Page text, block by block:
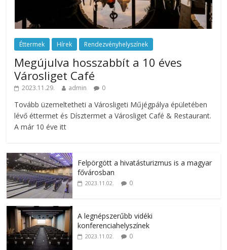
Éttermek Hírek Rendezvényhelyszínek
Megújulva hosszabbít a 10 éves
Városliget Café
2023.11.29. admin 0
Tovább üzemeltetheti a Városligeti Műjégpálya épületében
lévő éttermet és Dísztermet a Városliget Café & Restaurant.
A már 10 éve itt
Felpörgött a hivatásturizmus is a magyar
fővárosban
2023.11.02. 0
A legnépszerűbb vidéki
konferenciahelyszínek
2023.11.02. 0